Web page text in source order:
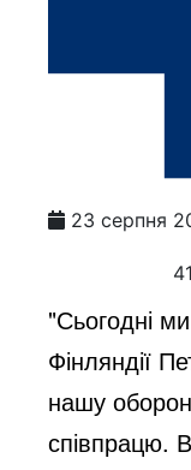
23 серпня
"Сьогодні
Фінляндії
нашу
співпрацю.